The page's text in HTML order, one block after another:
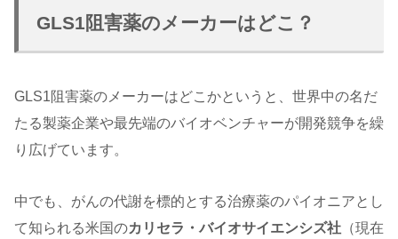
GLS1阻害薬のメーカーはどこ？
GLS1阻害薬のメーカーはどこかというと、世界中の名だ
たる製薬企業や最先端のバイオベンチャーが開発競争を繰
り広げています。
中でも、がんの代謝を標的とする治療薬のパイオニアとし
て知られる米国のカリセラ・バイオサイエンシズ社 （現在